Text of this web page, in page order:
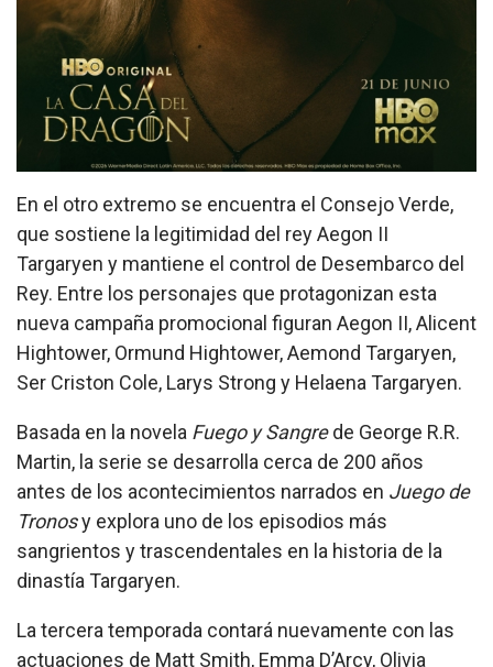
En el otro extremo se encuentra el Consejo Verde,
que sostiene la legitimidad del rey Aegon II
Targaryen y mantiene el control de Desembarco del
Rey. Entre los personajes que protagonizan esta
nueva campaña promocional figuran Aegon II, Alicent
Hightower, Ormund Hightower, Aemond Targaryen,
Ser Criston Cole, Larys Strong y Helaena Targaryen.
Basada en la novela Fuego y Sangrede George R.R.
Martin, la serie se desarrolla cerca de 200 años
antes de los acontecimientos narrados en Juego de
Tronosy explora uno de los episodios más
sangrientos y trascendentales en la historia de la
dinastía Targaryen.
La tercera temporada contará nuevamente con las
actuaciones de Matt Smith, Emma D’Arcy, Olivia